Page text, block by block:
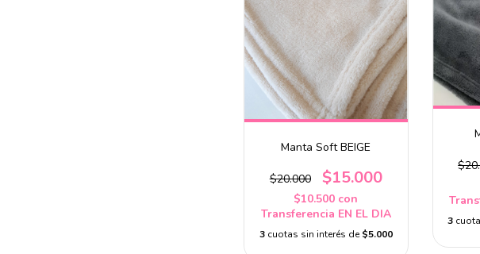
Manta Soft BEIGE
$20.000 $15.000
$10.500 con
Transferencia EN EL DIA
3 cuotas sin interés de$5.000
3